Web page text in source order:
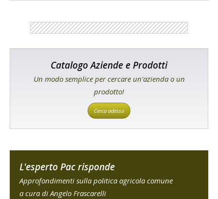
Catalogo Aziende e Prodotti
Un modo semplice per cercare un'azienda o un
prodotto!
Cerca adesso
L'esperto Pac risponde
Approfondimenti sulla politica agricola comune
a cura di Angelo Frascarelli